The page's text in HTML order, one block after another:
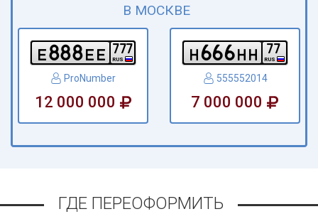
В МОСКВЕ
e888e e RUS
777
ProNumber
12 000 000
h666h h RUS
77
555552014
7 000 000
ГДЕ ПЕРЕОФОРМИТЬ